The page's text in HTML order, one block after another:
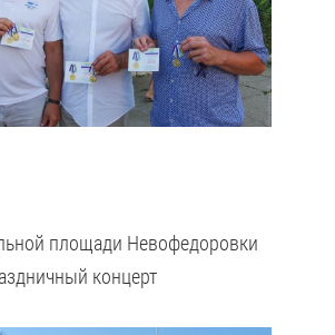
площади Невофедоровки
концерт